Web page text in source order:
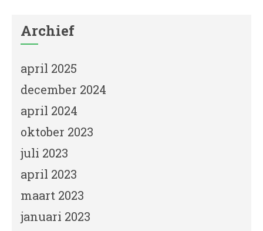
Archief
april 2025
december 2024
april 2024
oktober 2023
juli 2023
april 2023
maart 2023
januari 2023